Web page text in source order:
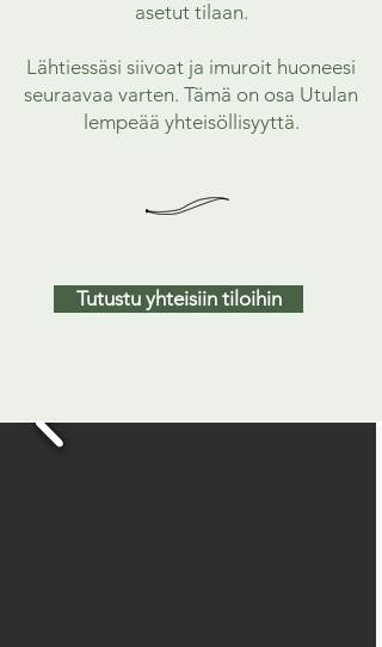
asetut tilaan.
Lähtiessäsi siivoat ja imuroit huoneesi
seuraavaa varten. Tämä on osa Utulan
lempeää yhteisöllisyyttä.
Tutustu yhteisiin tiloihin